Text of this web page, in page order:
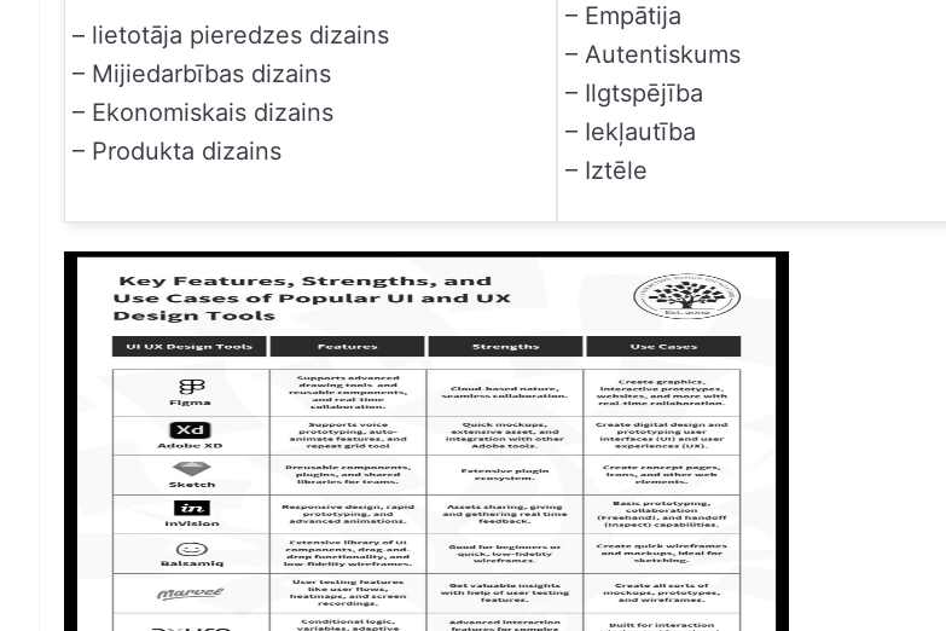
– lietotāja pieredzes dizains
– Mijiedarbības dizains
– Ekonomiskais dizains
– Produkta dizains
– Empātija
– Autentiskums
– Ilgtspējība
– Iekļautība
– Iztēle